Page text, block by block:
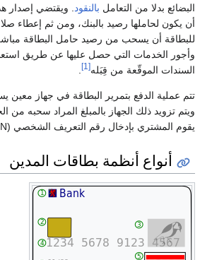
البضائع بدلا من التعامل بالنقود. ويقتضي إصدار
أن يكون لحاملها رصيد بالبنك، ومن ثم إعطاء
للبطاقة أن يسحب من رصيد حامل البطاقة
وأجور الخدمات التي حصل عليها عن طريق
السندات الموقّعة من قِبَله[1]
.
تتم عملية الدفع بتمرير البطاقة في جهاز معين
ويتم تزويد ذلك الجهاز بالمبلغ المراد سحبه من
يقوم المشتري بإدخال رقم التعريف الشخصي (PIN).
أنواع أنظمة بطاقات المدين